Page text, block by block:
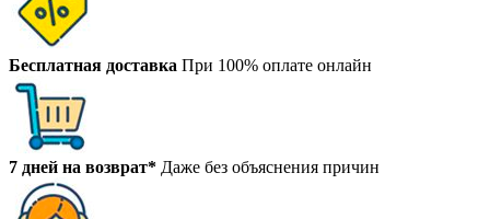
Бесплатная доставка При 100% оплате онлайн
7 дней на возврат* Даже без объяснения причин